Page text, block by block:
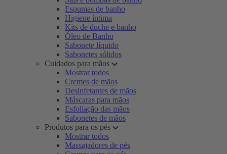
Espumas de banho
Higiene íntima
Kits de duche e banho
Óleo de Banho
Sabonete líquido
Sabonetes sólidos
Cuidados para mãos
Mostrar todos
Cremes de mãos
Desinfetantes de mãos
Máscaras para mãos
Esfoliação das mãos
Sabonetes de mãos
Produtos para os pés
Mostrar todos
Massajadores de pés